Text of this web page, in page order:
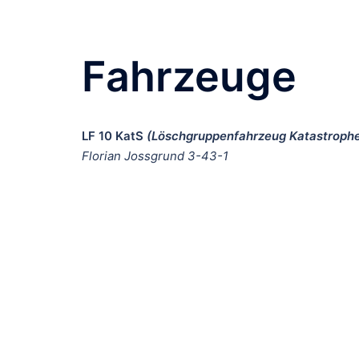
Fahrzeuge
LF 10 KatS (Löschgruppenfahrzeug
Florian Jossgrund 3-43-1